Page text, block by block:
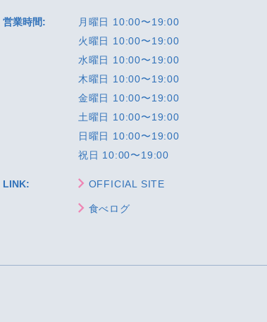
営業時間:
月曜日 10:00〜19:00
火曜日 10:00〜19:00
水曜日 10:00〜19:00
木曜日 10:00〜19:00
金曜日 10:00〜19:00
土曜日 10:00〜19:00
日曜日 10:00〜19:00
祝日 10:00〜19:00
LINK: OFFICIAL SITE
食べログ